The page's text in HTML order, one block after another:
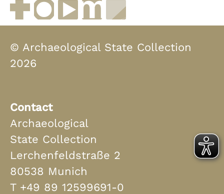
Facebook
Instagram
YouTubemuenchen.de
Museen in Bayern
© Archaeological State Collection
2026
Contact
Archaeological
State Collection
Lerchenfeldstraße 2
80538 Munich
T +49 89 12599691-0